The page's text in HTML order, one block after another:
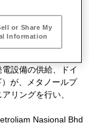
キガスタービン
ービン発電設備で、
設備の供給、ドイ
が、メタノールプ
リングを行い、
Nasional Bhd
or Share My
Information